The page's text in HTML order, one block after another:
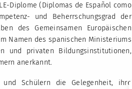
Diplome (Diplomas de Español como
und Beherrschungsgrad der
des Gemeinsamen Europäischen
Namen des spanischen Ministeriums
privaten Bildungsinstitutionen,
anerkannt.
Schülern die Gelegenheit, ihre